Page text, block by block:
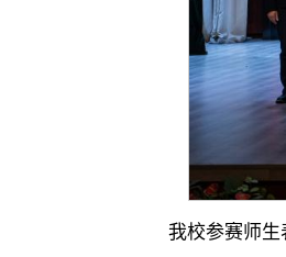
我校参赛师